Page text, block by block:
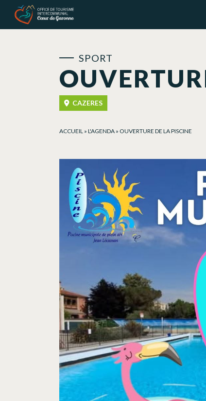
SPORT
CAZERES
ACCUEIL » L'AGENDA » OUVERTURE DE LA PISCINE
Panneau de gestion des cookies